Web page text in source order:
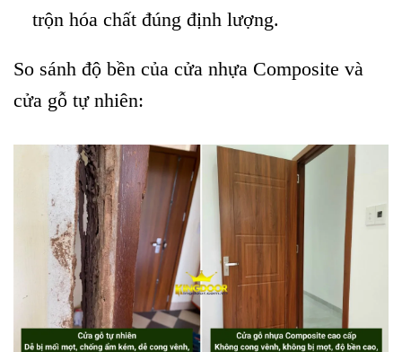
trộn hóa chất đúng định lượng.
So sánh độ bền của cửa nhựa Composite và
cửa gỗ tự nhiên: